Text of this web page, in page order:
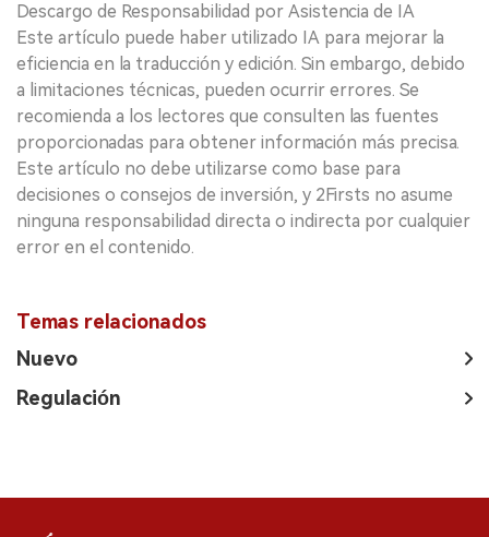
Descargo de Responsabilidad por Asistencia de IA
Este artículo puede haber utilizado IA para mejorar la
eficiencia en la traducción y edición. Sin embargo, debido
a limitaciones técnicas, pueden ocurrir errores. Se
recomienda a los lectores que consulten las fuentes
proporcionadas para obtener información más precisa.
Este artículo no debe utilizarse como base para
decisiones o consejos de inversión, y 2Firsts no asume
ninguna responsabilidad directa o indirecta por cualquier
error en el contenido.
Temas relacionados
Nuevo
Regulación